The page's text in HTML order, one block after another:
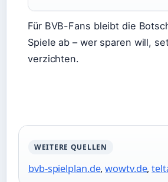
Für BVB-Fans bleibt die
Spiele ab – wer sparen will,
verzichten.
WEITERE QUELLEN
bvb-spielplan.de,wowtv.de,